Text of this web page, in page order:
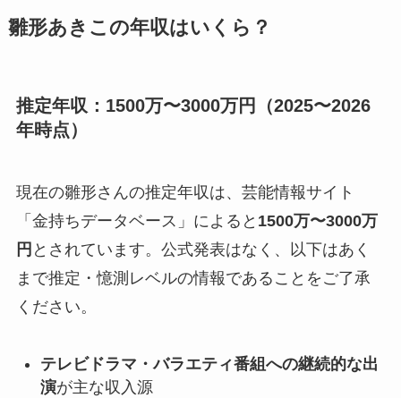
雛形あきこの年収はいくら？
推定年収：1500万〜3000万円（2025〜2026
年時点）
現在の雛形さんの推定年収は、芸能情報サイト
「金持ちデータベース」によると 1500万〜3000万
円 とされています。公式発表はなく、以下はあく
まで推定・憶測レベルの情報であることをご了承
ください。
テレビドラマ・バラエティ番組への継続的な出
演が主な収入源